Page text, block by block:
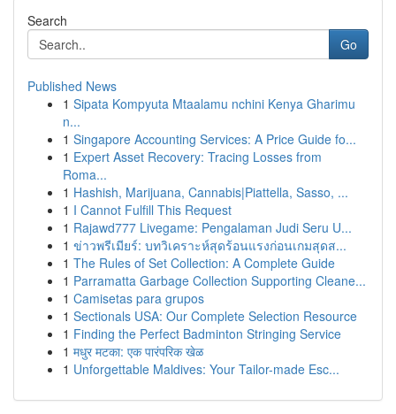
Search
Go
Published News
1 Sipata Kompyuta Mtaalamu nchini Kenya Gharimu
n...
1 Singapore Accounting Services: A Price Guide fo...
1 Expert Asset Recovery: Tracing Losses from
Roma...
1 Hashish, Marijuana, Cannabis|Piattella, Sasso, ...
1 I Cannot Fulfill This Request
1 Rajawd777 Livegame: Pengalaman Judi Seru U...
1 ข่าวพรีเมียร์: บทวิเคราะห์สุดร้อนแรงก่อนเกมสุดส...
1 The Rules of Set Collection: A Complete Guide
1 Parramatta Garbage Collection Supporting Cleane...
1 Camisetas para grupos
1 Sectionals USA: Our Complete Selection Resource
1 Finding the Perfect Badminton Stringing Service
1 मधुर मटका: एक पारंपरिक खेळ
1 Unforgettable Maldives: Your Tailor-made Esc...